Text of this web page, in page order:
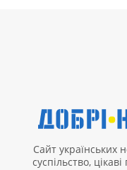
Сайт українських
суспільство,